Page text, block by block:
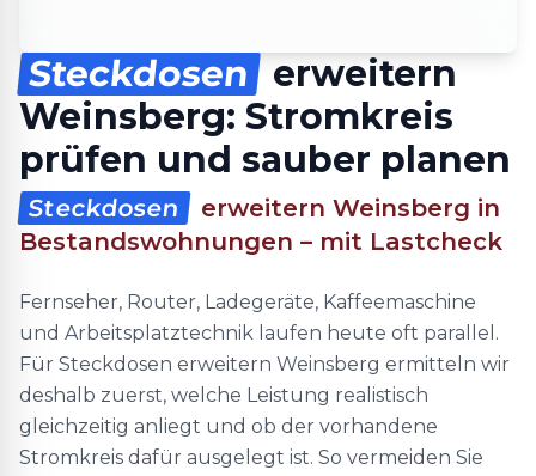
Steckdosen
erweitern
Weinsberg: Stromkreis
prüfen und sauber planen
Steckdosen
erweitern Weinsberg in
Bestandswohnungen – mit Lastcheck
Fernseher, Router, Ladegeräte, Kaffeemaschine
und Arbeitsplatztechnik laufen heute oft parallel.
Für Steckdosen erweitern Weinsberg ermitteln wir
deshalb zuerst, welche Leistung realistisch
gleichzeitig anliegt und ob der vorhandene
Stromkreis dafür ausgelegt ist. So vermeiden Sie